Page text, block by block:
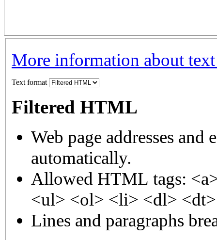
More information about
Text format
Filtered HTML
Web page addresses
automatically.
Allowed HTML tags:
<ul> <ol> <li> <dl>
Lines and paragraphs